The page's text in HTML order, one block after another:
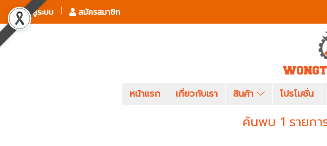
เข้าสู่ระบบ สมัครสมาชิก
หน้าแรก เกี่ยวกับเรา สินค้า โปรโมชั่น
ค้นพบ 1 รายกา